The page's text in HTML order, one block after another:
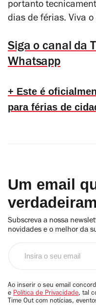
portanto
dias de férias. Viva o
Siga o canal da
Whatsapp
+ Este é
para férias de
Um email
Subscreva a nossa
novidades e o melhor da
email
Ao inserir o seu email
e Política de Privacidade, tal
Time Out com notícias,